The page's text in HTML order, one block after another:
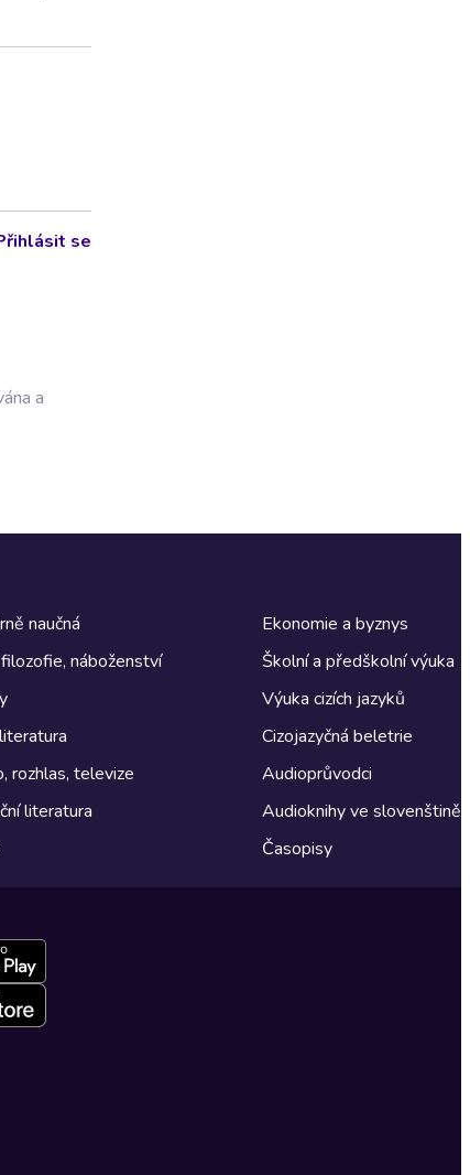
se
a
naučná
náboženství
rozhlas, televize
literatura
Ekonomie a byznys
Školní a předškolní výuka
Výuka cizích jazyků
Cizojazyčná beletrie
Audioprůvodci
Audioknihy ve slovenštině
Časopisy